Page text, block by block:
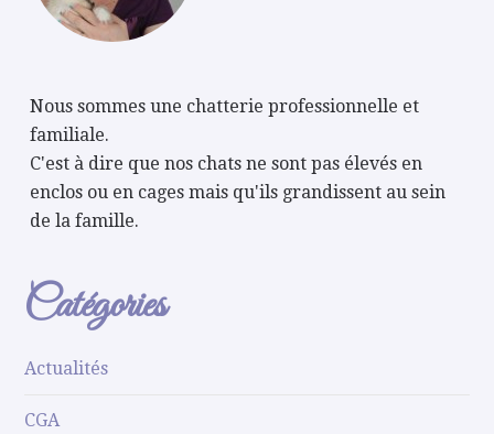
Nous sommes une chatterie professionnelle et
familiale.
C'est à dire que nos chats ne sont pas élevés en
enclos ou en cages mais qu'ils grandissent au sein
de la famille.
Catégories
Actualités
CGA